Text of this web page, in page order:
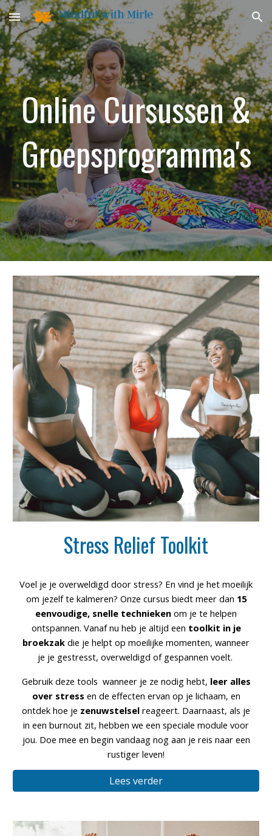
Skip to main content Skip to navigation
Online Cursussen &
Groepsprogramma's
Stress Relief Toolkit
Voel je je overweldigd door stress? En vind je het moeilijk
om jezelf te kalmeren? Onze cursus biedt meer dan 15
eenvoudige, snelle technieken om je te helpen
ontspannen. Vanaf nu heb je altijd een toolkit in je
broekzak die je helpt op moeilijke momenten, wanneer
je je gestresst, overweldigd of gespannen voelt.
Gebruik deze tools wanneer je ze nodig hebt, leer alles
over stress en de effecten ervan op je lichaam, en
ontdek hoe je zenuwstelsel reageert. Daarnaast, als je
in een burnout zit, hebben we een speciale module voor
jou. Doe mee en begin vandaag nog aan je reis naar een
rustiger leven!
Lees verder